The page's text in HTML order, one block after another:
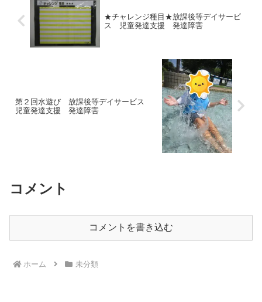
★チャレンジ種目★放課後等デイサービ
ス 児童発達支援 発達障害
第２回水遊び 放課後等デイサービス
児童発達支援 発達障害
コメント
コメントを書き込む
ホーム 未分類